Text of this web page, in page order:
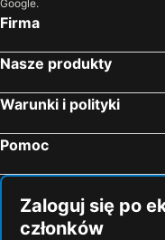
San Vicente de Montalt, luxury
Mataró, luxury hotels
Google.
Firma
Nasze produkty
Warunki i polityki
Pomoc
Zaloguj się po
członków